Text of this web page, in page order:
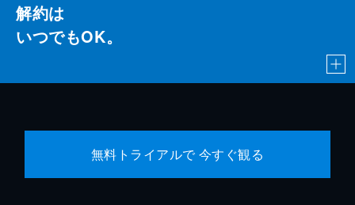
解約は
いつでもOK。
無料トライアルで 今すぐ観る